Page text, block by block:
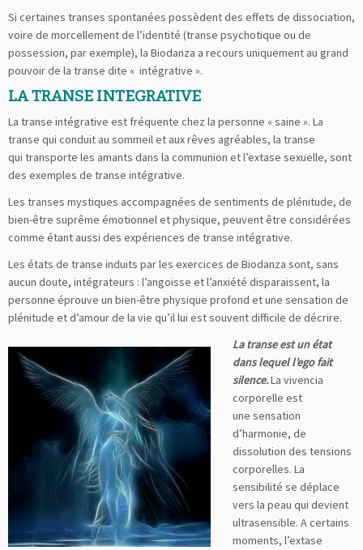
Si certaines transes spontanées possèdent des effets de dissociation,
voire de morcellement de l’identité (transe psychotique ou de
possession, par exemple), la Biodanza a recours uniquement au grand
pouvoir de la transe dite « intégrative ».
LA TRANSE INTEGRATIVE
La transe intégrative est fréquente chez la personne « saine ». La
transe qui conduit au sommeil et aux rêves agréables, la transe
qui transporte les amants dans la communion et l’extase sexuelle, sont
des exemples de transe intégrative.
Les transes mystiques accompagnées de sentiments de plénitude, de
bien-être suprême émotionnel et physique, peuvent être considérées
comme étant aussi des expériences de transe intégrative.
Les états de transe induits par les exercices de Biodanza sont, sans
aucun doute, intégrateurs : l’angoisse et l’anxiété disparaissent, la
personne éprouve un bien-être physique profond et une sensation de
plénitude et d’amour de la vie qu’il lui est souvent difficile de décrire.
La transe est un état
dans lequel l’ego fait
silence.La vivencia
corporelle est
une sensation
d’harmonie, de
dissolution des tensions
corporelles. La
sensibilité se déplace
vers la peau qui devient
ultrasensible. A certains
moments, l’extase